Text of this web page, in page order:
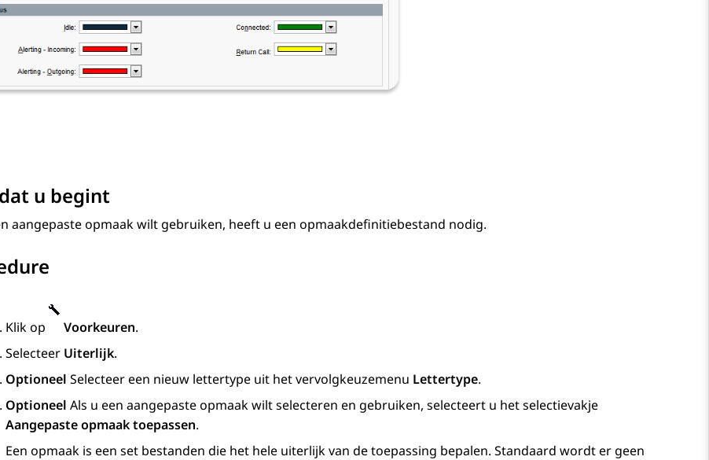
u begint
aangepaste opmaak wilt gebruiken, heeft u een opmaakdefinitiebestand nodig.
Klik op Voorkeuren.
Selecteer Uiterlijk.
Optioneel Selecteer een nieuw lettertype uit het vervolgkeuzemenu Lettertype.
Optioneel Als u een aangepaste opmaak wilt selecteren en gebruiken, selecteert u het selectievakje
Aangepaste opmaak toepassen.
Een opmaak is een set bestanden die het hele uiterlijk van de toepassing bepalen. Standaard wordt er geen